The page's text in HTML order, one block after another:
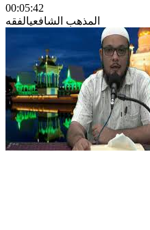
00:05:42
المذهب الشافعيالفقه